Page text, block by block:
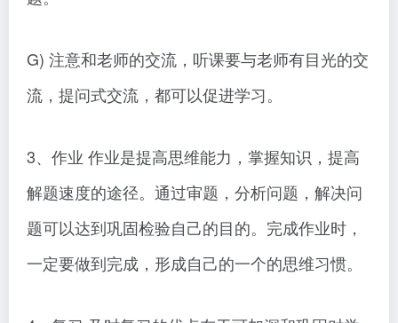
G) 注意和老师的交流，听课要与老师有目光的交
流，提问式交流，都可以促进学习。
3、作业 作业是提高思维能力，掌握知识，提高
解题速度的途径。通过审题，分析问题，解决问
题可以达到巩固检验自己的目的。完成作业时，
一定要做到完成，形成自己的一个的思维习惯。